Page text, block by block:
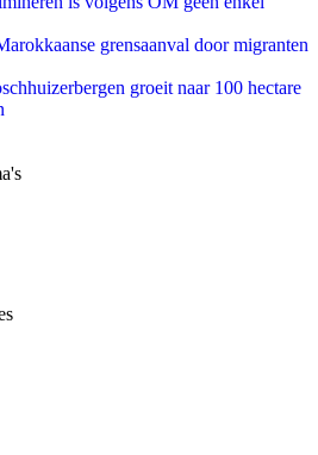
grensaanval door migranten
groeit naar 100 hectare